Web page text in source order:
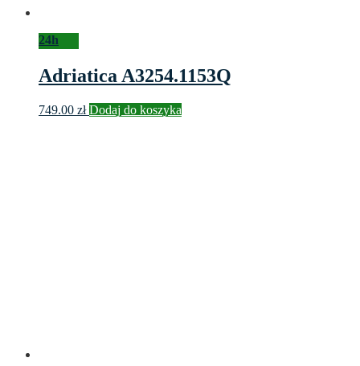
24h
Adriatica A3254.1153Q
749.00 zł Dodaj do koszyka